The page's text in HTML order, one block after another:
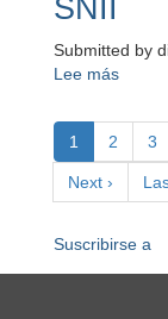
SNII
SNII
Submitted by
Lee más
-
2022
-
Paginación
Página
actual
1 Page
2 3
Siguiente
página
Next ›
Suscribirse a